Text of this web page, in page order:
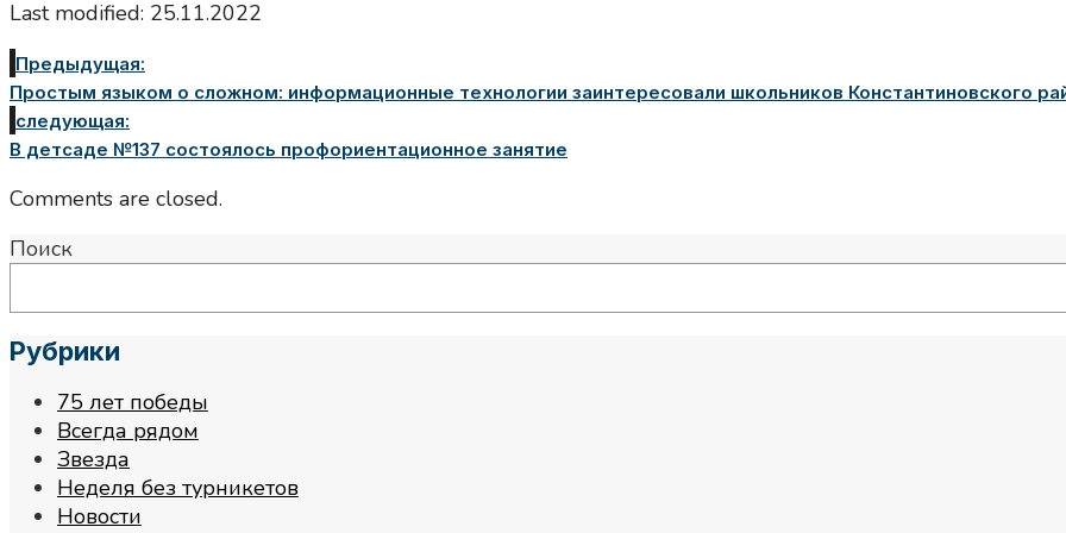
Last modified: 25.11.2022
Предыдущая:
Простым языком о сложном: информационные технологии заинтересовали школьников Константиновского
следующая:
В детсаде №137 состоялось профориентационное занятие
Comments are closed.
Поиск
Рубрики
75 лет победы
Всегда рядом
Звезда
Неделя без турникетов
Новости